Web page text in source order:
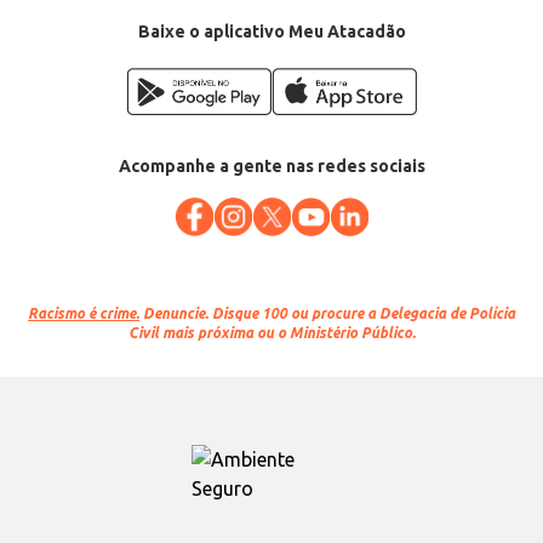
Categoria: Suco concentradoBaixe o aplicativo Meu Atacadão
Acompanhe a gente nas redes sociais
Racismo é crime. Denuncie. Disque 100 ou procure a Delegacia de Polícia
Civil mais próxima ou o Ministério Público.